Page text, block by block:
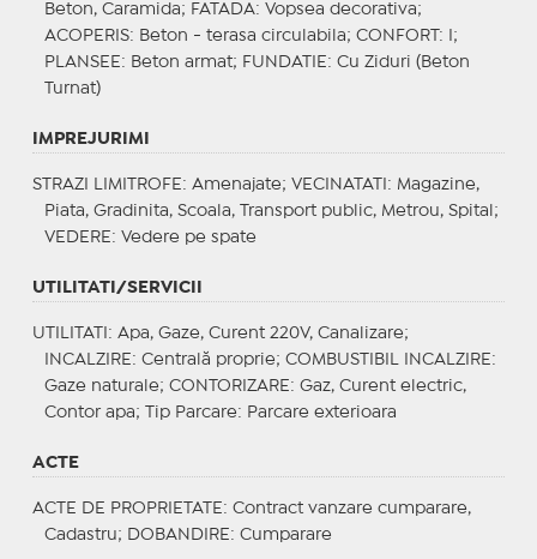
Beton, Caramida; FATADA: Vopsea decorativa;
ACOPERIS: Beton - terasa circulabila; CONFORT : I;
PLANSEE : Beton armat; FUNDATIE : Cu Ziduri (Beton
Turnat)
IMPREJURIMI
STRAZI LIMITROFE : Amenajate; VECINATATI : Magazine,
Piata, Gradinita, Scoala, Transport public, Metrou, Spital;
VEDERE : Vedere pe spate
UTILITATI/SERVICII
UTILITATI : Apa, Gaze, Curent 220V, Canalizare;
INCALZIRE : Centrală proprie; COMBUSTIBIL INCALZIRE :
Gaze naturale; CONTORIZARE : Gaz, Curent electric,
Contor apa;
Tip Parcare: Parcare exterioara
ACTE
ACTE DE PROPRIETATE : Contract vanzare cumparare,
Cadastru;
DOBANDIRE : Cumparare